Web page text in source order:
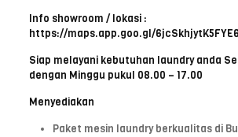
Info showroom / lokasi :
https://maps.app.goo.gl/
Siap melayani kebutuhan laundry anda
dengan Minggu pukul 08.00 – 17.00
Menyediakan
Paket mesin laundry berkualitas di